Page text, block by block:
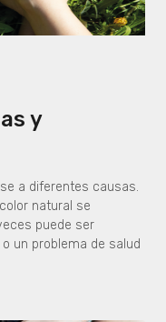
y
a diferentes causas.
natural se
puede ser
un problema de salud